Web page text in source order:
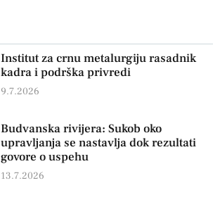
Institut za crnu metalurgiju rasadnik
kadra i podrška privredi
9.7.2026
Budvanska rivijera: Sukob oko
upravljanja se nastavlja dok rezultati
govore o uspehu
13.7.2026